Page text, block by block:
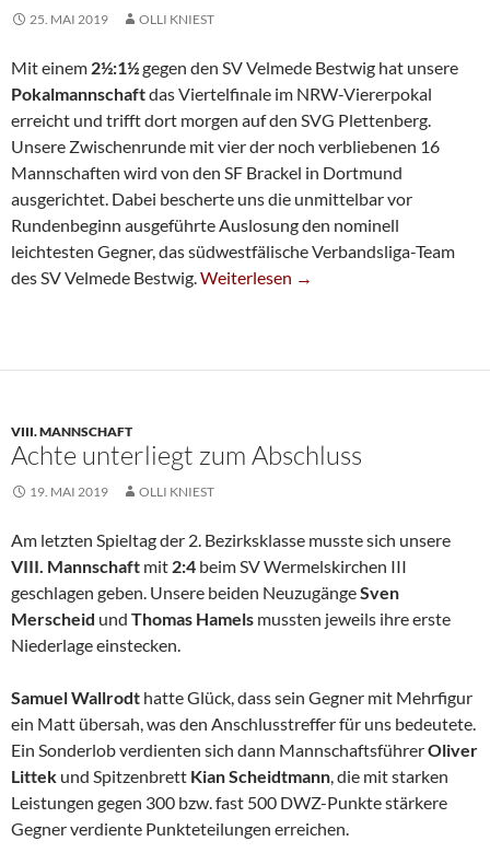
25. MAI 2019 OLLI KNIEST
Mit einem 2½:1½gegen den SV Velmede Bestwig hat unsere
Pokalmannschaftdas Viertelfinale im NRW-Viererpokal
erreicht und trifft dort morgen auf den SVG Plettenberg.
Unsere Zwischenrunde mit vier der noch verbliebenen 16
Mannschaften wird von den SF Brackel in Dortmund
ausgerichtet. Dabei bescherte uns die unmittelbar vor
Rundenbeginn ausgeführte Auslosung den nominell
leichtesten Gegner, das südwestfälische Verbandsliga-Team
des SV Velmede Bestwig. Pokal-Quartett Steht Im NRW-
Weiterlesen →
VIII. MANNSCHAFT
Achte unterliegt zum Abschluss
19. MAI 2019 OLLI KNIEST
Am letzten Spieltag der 2. Bezirksklasse musste sich unsere
VIII. Mannschaft mit 2:4 beim SV Wermelskirchen III
geschlagen geben. Unsere beiden NeuzugängeSven
Merscheid und Thomas Hamels mussten jeweils ihre erste
Niederlage einstecken.
Samuel Wallrodt hatte Glück, dass sein Gegner mit Mehrfigur
ein Matt übersah, was den Anschlusstreffer für uns bedeutete.
Ein Sonderlob verdienten sich dann MannschaftsführerOliver
Littek und Spitzenbrett Kian Scheidtmann , die mit starken
Leistungen gegen 300 bzw. fast 500 DWZ-Punkte stärkere
Gegner verdiente Punkteteilungen erreichen.